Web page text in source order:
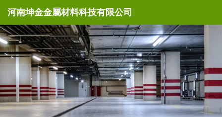
河南坤金金屬材料科技有限公司